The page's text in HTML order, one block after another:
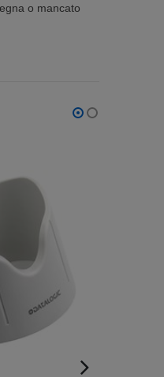
o mancato